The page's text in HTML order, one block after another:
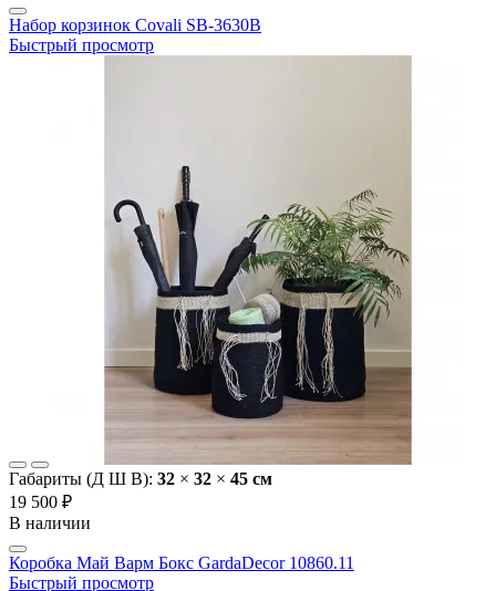
Набор корзинок Covali SB-3630B
Быстрый просмотр
Габариты (Д Ш В): 32 × 32 × 45 cм
19 500 ₽
В наличии
Коробка Май Варм Бокс GardaDecor 10860.11
Быстрый просмотр